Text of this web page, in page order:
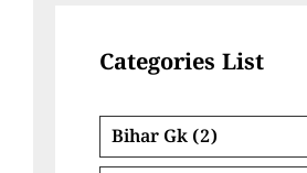
Categories List
Bihar Gk (2)